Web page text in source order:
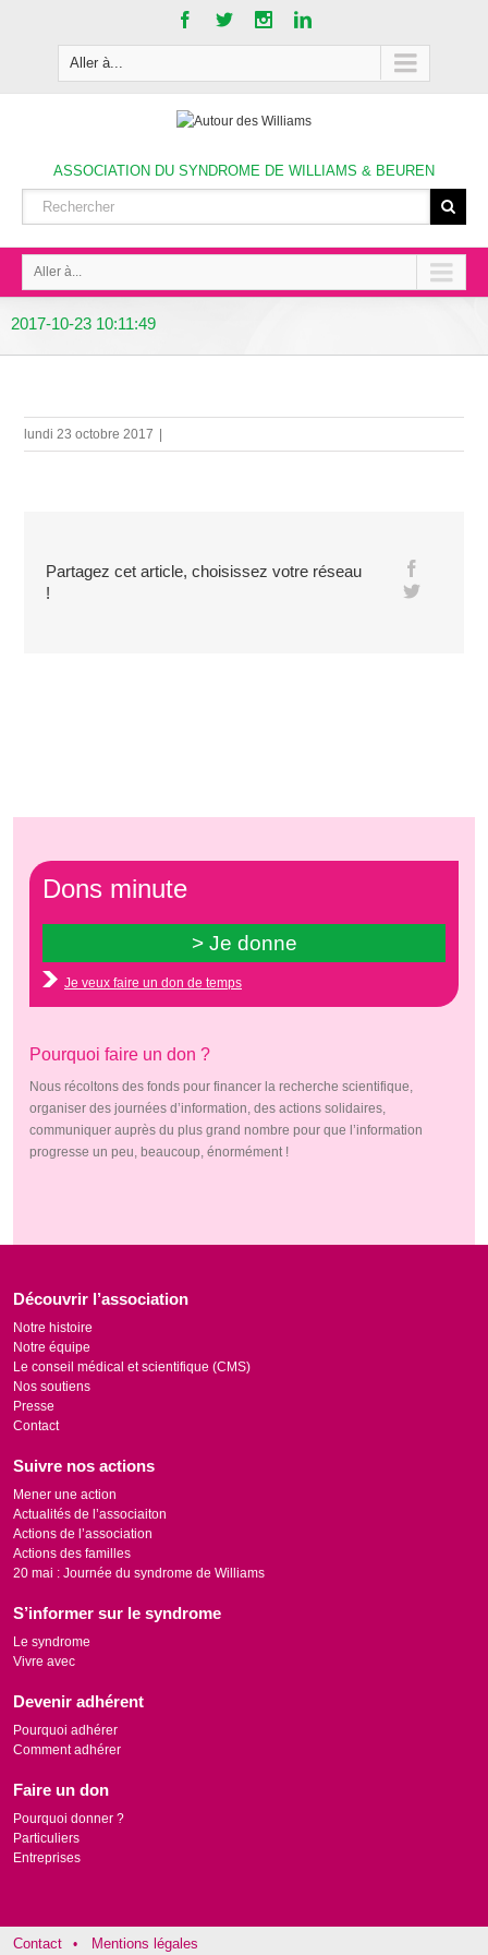
Aller à...
ASSOCIATION DU SYNDROME DE WILLIAMS & BEUREN
Aller à...
2017-10-23 10:11:49
lundi 23 octobre 2017
Partagez cet article, choisissez votre réseau
!
Dons minute
Je veux faire un don de temps
Pourquoi faire un don ?
Nous récoltons des fonds pour financer la recherche scientifique,
organiser des journées d’information, des actions solidaires,
communiquer auprès du plus grand nombre pour que l’information
progresse un peu, beaucoup, énormément !
Découvrir l’association
Notre histoire
Notre équipe
Le conseil médical et scientifique (CMS)
Nos soutiens
Presse
Contact
Suivre nos actions
Mener une action
Actualités de l’associaiton
Actions de l’association
Actions des familles
20 mai : Journée du syndrome de Williams
S’informer sur le syndrome
Le syndrome
Vivre avec
Devenir adhérent
Pourquoi adhérer
Comment adhérer
Faire un don
Pourquoi donner ?
Particuliers
Entreprises
Contact Mentions légales